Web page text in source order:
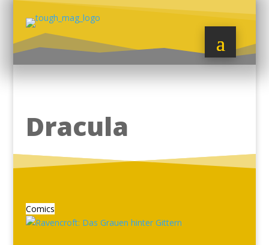
Dracula
Comics